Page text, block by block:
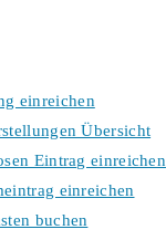
einreichen
Übersicht
Eintrag einreichen
einreichen
buchen